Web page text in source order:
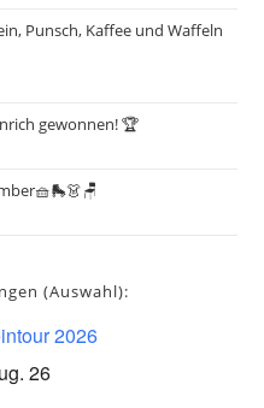
Punsch, Kaffee und Waffeln
gewonnen! 🏆
(Auswahl):
2026
26